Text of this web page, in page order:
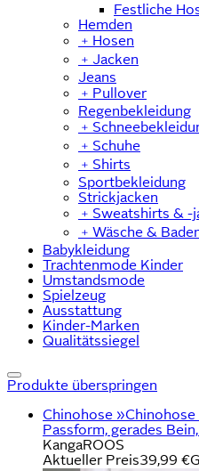
Festliche
Hemden
﹢ Hosen
﹢ Jacken
Jeans
﹢ Pullover
Regenbekleidung
﹢
﹢ Schuhe
﹢ Shirts
Sportbekleidung
Strickjacken
﹢ Sweatshirts & -
﹢ Wäsche &
Babykleidung
Trachtenmode Kinder
Umstandsmode
Spielzeug
Ausstattung
Kinder-Marken
Qualitätssiegel
Produkte überspringen
Chinohose
Passform, gerades
KangaROOS
Aktueller Preis39,99 €